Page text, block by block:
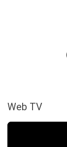
Web TV